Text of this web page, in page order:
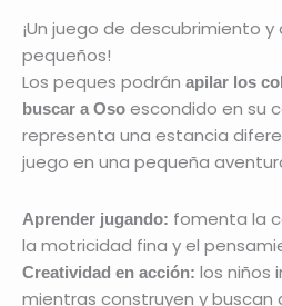
¡Un juego de descubrimiento
pequeños!
Los peques podrán apilar los
buscar a Oso escondido en su
representa una estancia
juego en una pequeña
Aprender jugando: fomenta la
la motricidad fina y el
Creatividad en acción: los niños
mientras construyen y buscan